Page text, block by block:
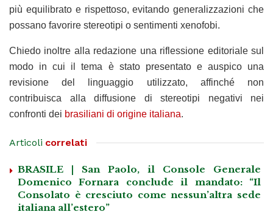
più equilibrato e rispettoso, evitando generalizzazioni che
possano favorire stereotipi o sentimenti xenofobi.
Chiedo inoltre alla redazione una riflessione editoriale sul
modo in cui il tema è stato presentato e auspico una
revisione del linguaggio utilizzato, affinché non
contribuisca alla diffusione di stereotipi negativi nei
confronti dei brasiliani di origine italiana.
Articoli correlati
BRASILE | San Paolo, il Console Generale
Domenico Fornara conclude il mandato: “Il
Consolato è cresciuto come nessun’altra sede
italiana all’estero”